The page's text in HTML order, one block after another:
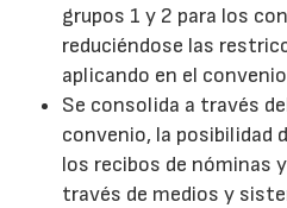
grupos 1 y 2 para los
reduciéndose las
aplicando en el
Se consolida a través
convenio, la posibilidad
los recibos de nóminas
través de medios y